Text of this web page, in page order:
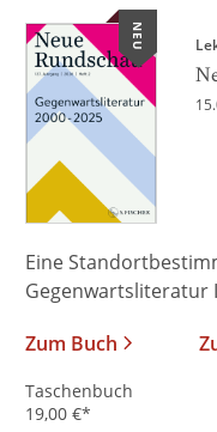
NEU
Eine
Gegenwartsliteratur
Zum Buch
Taschenbuch
19,00 €*